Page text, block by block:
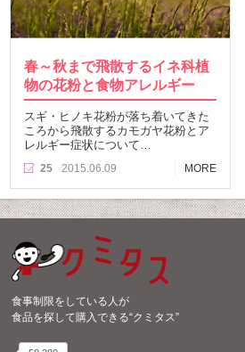
春～秋まで飛散するイネ科植
物の花粉と食物アレルギー
スギ・ヒノキ花粉が落ち着いてきた
ころから飛散するカモガヤ花粉とア
レルギー症状について…
25 2015.06.09 MORE
食事制限をしている人が
食品を探して購入できる“クミタス”